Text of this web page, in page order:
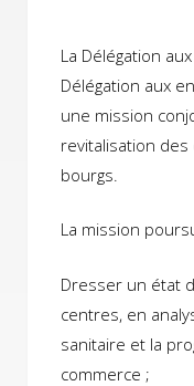
La Délégation
Délégation aux
une mission
revitalisation
bourgs.
La mission
Dresser un état
centres, en
sanitaire et la
commerce ;